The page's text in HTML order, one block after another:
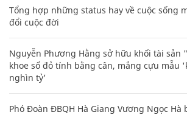
Tổng hợp những status hay về cuộc sống
đổi cuộc đời
Nguyễn Phương Hằng sở hữu khối tài sản
khoe sổ đỏ tính bằng cân, mắng cựu mẫu
nghìn tỷ'
Phó Đoàn ĐBQH Hà Giang Vương Ngọc Hà